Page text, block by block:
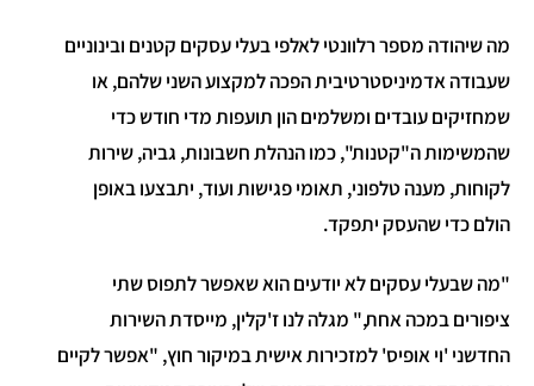
מה שיהודה מספר רלוונטי לאלפי בעלי עסקים קטנים ובינוניים
שעבודה אדמיניסטרטיבית הפכה למקצוע השני שלהם, או
שמחזיקים עובדים ומשלמים הון תועפות מדי חודש כדי
שהמשימות ה"קטנות", כמו הנהלת חשבונות, גביה, שירות
לקוחות, מענה טלפוני, תאומי פגישות ועוד, יתבצעו באופן
הולם כדי שהעסק יתפקד.
"מה שבעלי עסקים לא יודעים הוא שאפשר לתפוס שתי
ציפורים במכה אחת," מגלה לנו ז'קלין, מייסדת השירות
החדשני 'וי אופיס' למזכירות אישית במיקור חוץ, "אפשר לקיים